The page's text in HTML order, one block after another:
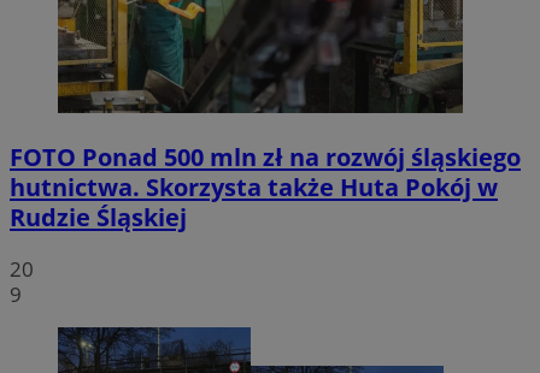
FOTO Ponad 500 mln zł na rozwój śląskiego
hutnictwa. Skorzysta także Huta Pokój w
Rudzie Śląskiej
20
9